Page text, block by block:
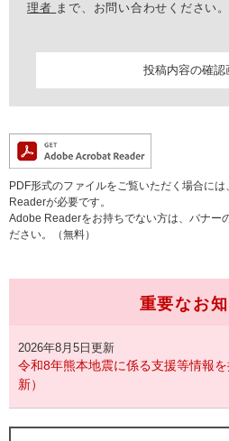
理者 まで、お問い合わせください。
PDF形式のファイルをご覧いただく場合に
Readerが必要です。
Adobe Readerをお持ちでない方は、バナー
ださい。（無料）
重要なお
2026年8月5日更新
令和8年熊本地震に係る支援等情報
新）